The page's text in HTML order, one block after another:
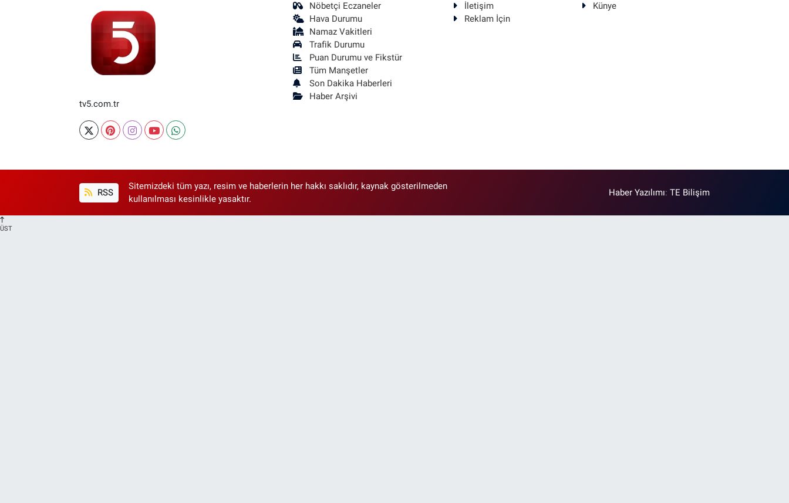
tv5.com.tr
Nöbetçi Eczaneler
Hava Durumu
Namaz Vakitleri
Trafik Durumu
Puan Durumu ve Fikstür
Tüm Manşetler
Son Dakika Haberleri
Haber Arşivi
İletişim
Künye
Reklam İçin
RSS
Sitemizdeki tüm yazı, resim ve haberlerin her hakkı saklıdır, kaynak gösterilmeden
kullanılması kesinlikle yasaktır.
Haber Yazılımı:TE Bilişim
ÜST